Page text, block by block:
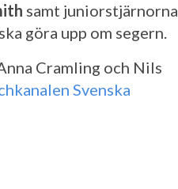
samt juniorstjärnorna
ska göra upp om segern.
Cramling och Nils
Svenska